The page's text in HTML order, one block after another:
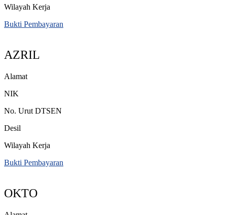
Wilayah Kerja
Bukti Pembayaran
AZRIL
Alamat
NIK
No. Urut DTSEN
Desil
Wilayah Kerja
Bukti Pembayaran
OKTO